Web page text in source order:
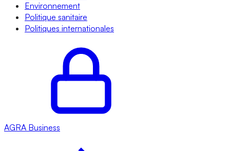
Environnement
Politique sanitaire
Politiques internationales
AGRA Business